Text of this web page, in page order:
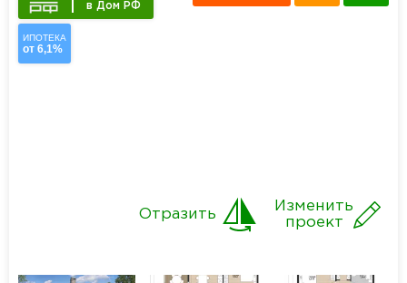
в Дом РФ
ИПОТЕКА
от 6,1%
Изменить
проект
Отразить